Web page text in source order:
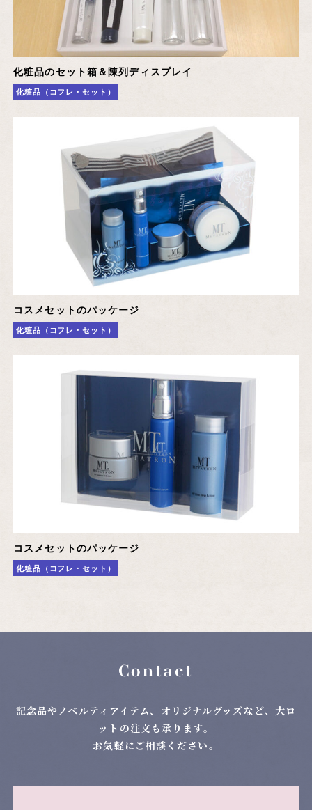
化粧品のセット箱＆陳列ディスプレイ
化粧品（コフレ・セット）
コスメセットのパッケージ
化粧品（コフレ・セット）
コスメセットのパッケージ
化粧品（コフレ・セット）
Contact
記念品やノベルティアイテム、オリジナルグッズなど、大ロ
ットの注文も承ります。
お気軽にご相談ください。